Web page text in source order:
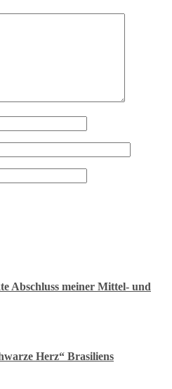
Abschluss meiner Mittel- und
Herz“ Brasiliens